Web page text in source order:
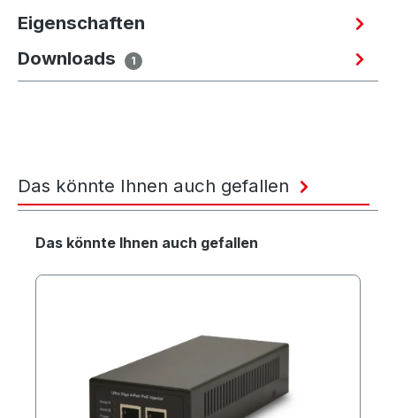
Eigenschaften
Downloads
1
Das könnte Ihnen auch gefallen
Produktgalerie überspringen
Das könnte Ihnen auch gefallen